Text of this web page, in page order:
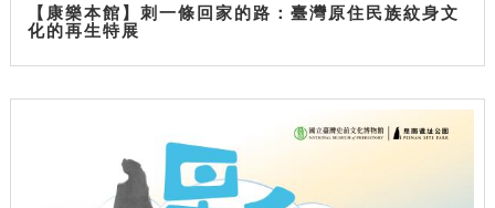
【康樂本館】刺一條回家的路：臺灣原住民族紋身文
化的再生特展